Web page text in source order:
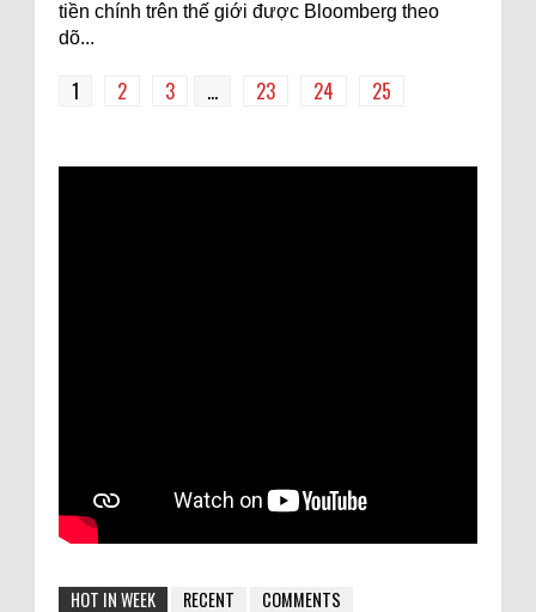
tiền chính trên thế giới được Bloomberg theo
dõ...
1 2 3 ... 23 24 25
HOT IN WEEK RECENT COMMENTS